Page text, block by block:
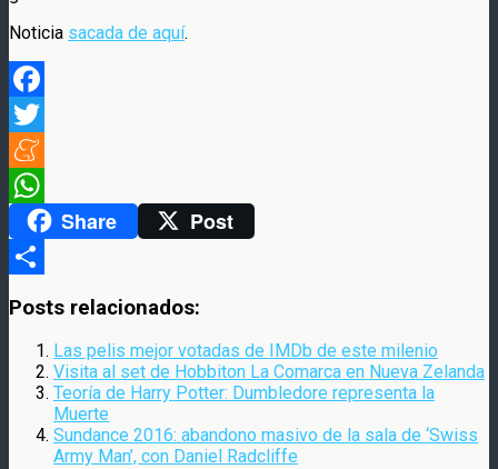
Noticia sacada de aquí.
Facebook
Twitter
Meneame
WhatsAppShare Post
Posts relacionados:
Las pelis mejor votadas de IMDb de este milenio
Visita al set de Hobbiton La Comarca en Nueva Zelanda
Teoría de Harry Potter: Dumbledore representa la
Muerte
Sundance 2016: abandono masivo de la sala de ‘Swiss
Army Man’, con Daniel Radcliffe